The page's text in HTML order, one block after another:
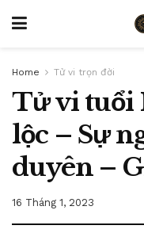
Home Tử vi trọn đời
Tử vi tuổi
lộc – Sự
duyên –
16 Tháng 1, 2023